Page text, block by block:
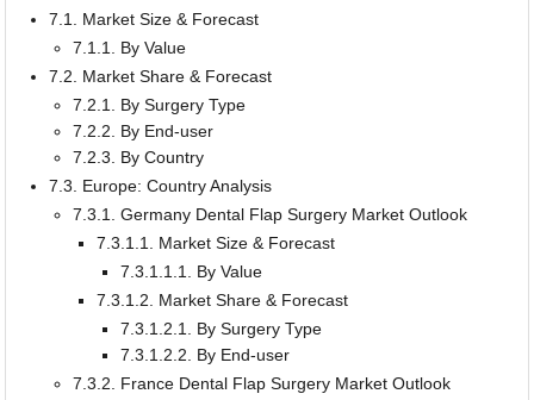
7.1. Market Size & Forecast
7.1.1. By Value
7.2. Market Share & Forecast
7.2.1. By Surgery Type
7.2.2. By End-user
7.2.3. By Country
7.3. Europe: Country Analysis
7.3.1. Germany Dental Flap Surgery Market Outlook
7.3.1.1. Market Size & Forecast
7.3.1.1.1. By Value
7.3.1.2. Market Share & Forecast
7.3.1.2.1. By Surgery Type
7.3.1.2.2. By End-user
7.3.2. France Dental Flap Surgery Market Outlook